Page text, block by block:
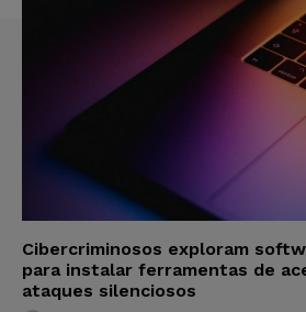
Cibercriminosos exploram
para instalar ferramentas de
ataques silenciosos